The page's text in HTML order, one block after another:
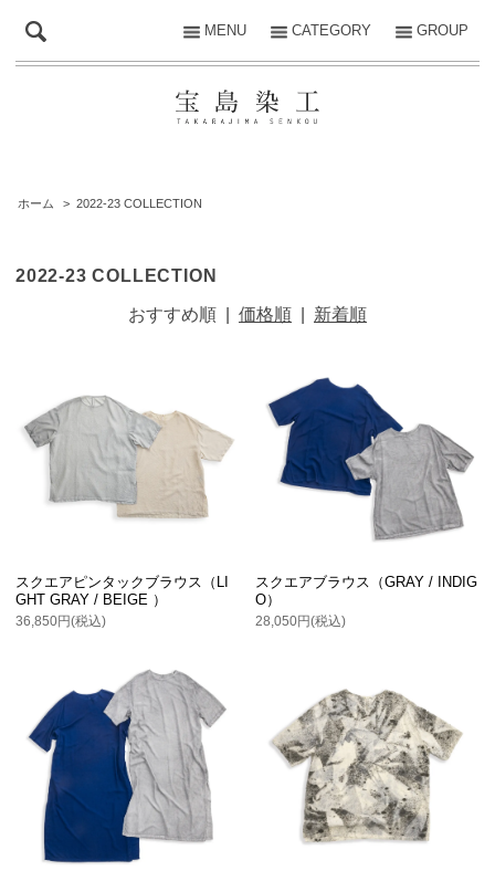
GROUP
CATEGORY
MENU
ホーム > 2022-23 COLLECTION
2022-23 COLLECTION
おすすめ順 価格順 新着順
スクエアピンタックブラウス（LI
GHT GRAY / BEIGE ）
36,850円(税込)
スクエアブラウス（GRAY / INDIG
O）
28,050円(税込)